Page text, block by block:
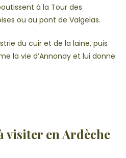
à la Tour des
ou au pont de Valgelas.
du cuir et de la laine, puis
la vie d’Annonay et lui donne
visiter en Ardèche